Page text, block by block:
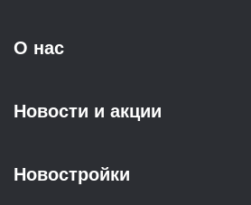
О нас
Новости и акции
Новостройки